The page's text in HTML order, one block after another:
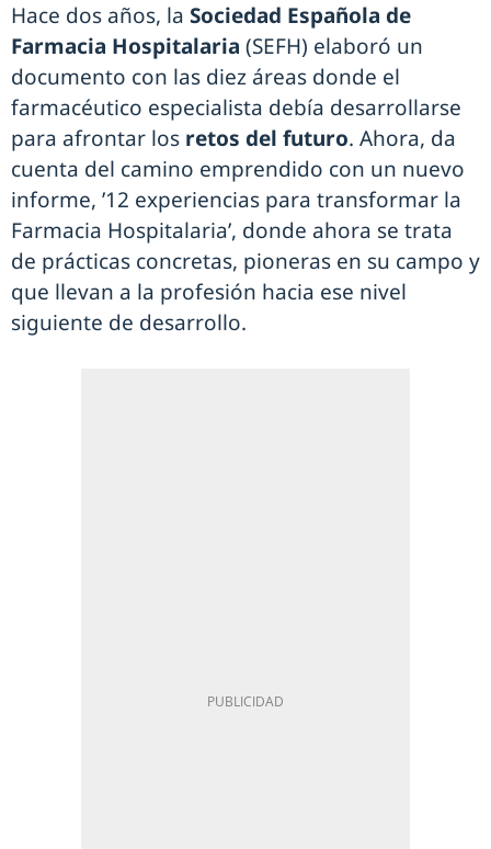
Hace dos años, la Sociedad Española de
Farmacia Hospitalaria (SEFH) elaboró un
documento con las diez áreas donde el
farmacéutico especialista debía desarrollarse
para afrontar los retos del futuro. Ahora, da
cuenta del camino emprendido con un nuevo
informe, ’12 experiencias para transformar la
Farmacia Hospitalaria’, donde ahora se trata
de prácticas concretas, pioneras en su campo y
que llevan a la profesión hacia ese nivel
siguiente de desarrollo.